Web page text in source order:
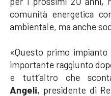
comunità energetica
ambientale, ma anche
«Questo primo
importante raggiunto
e tutt’altro che
Angeli, presidente di